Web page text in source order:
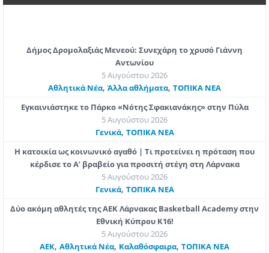
Δήμος Δρομολαξιάς Μενεού: Συνεχάρη το χρυσό Γιάννη
Αντωνίου
5 Αυγούστου 2026
Αθλητικά Νέα,Άλλα αθλήματα, ΤΟΠΙΚΑ ΝΕΑ
Εγκαινιάστηκε το Πάρκο «Νότης Σφακιανάκης» στην Πύλα
5 Αυγούστου 2026
Γενικά, ΤΟΠΙΚΑ ΝΕΑ
Η κατοικία ως κοινωνικό αγαθό | Τι προτείνει η πρόταση που
κέρδισε το Α’ βραβείο για προσιτή στέγη στη Λάρνακα
5 Αυγούστου 2026
Γενικά, ΤΟΠΙΚΑ ΝΕΑ
Δύο ακόμη αθλητές της ΑΕΚ Λάρνακας Basketball Academy στην
Εθνική Κύπρου Κ16!
5 Αυγούστου 2026
ΑΕΚ, Αθλητικά Νέα, Καλαθόσφαιρα, ΤΟΠΙΚΑ ΝΕΑ